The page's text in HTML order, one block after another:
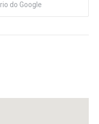
do Google